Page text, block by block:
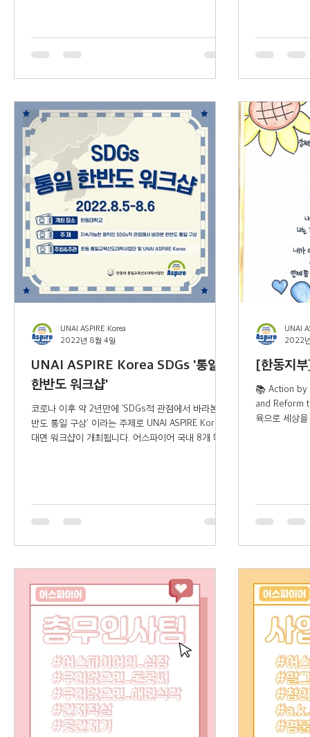
UNAI ASPIRE Korea SDGs '통일
한반도 워크샵'
코로나 이후 약 2년만에 'SDGs적 관점에서 바라본 한
반도 통일 구상' 이라는 주제로 UNAI ASPIRE Korea
대면 워크샵이 개최됩니다. 어스파이어 국내 8개 학교
UNAI ASPIRE Korea
2022년 8월 4일
[한동지
📚 Action by
and Reform
육으로 세상
UNAI
2022